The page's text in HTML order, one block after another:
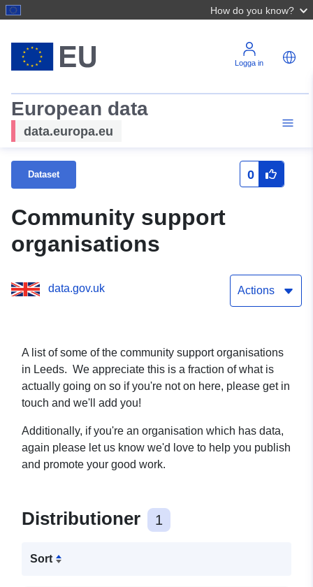
How do you know?
Logga in
European data
data.europa.eu
Dataset 0
Community support
organisations
data.gov.uk Actions
A list of some of the community support organisations
in Leeds. We appreciate this is a fraction of what is
actually going on so if you're not on here, please get in
touch and we'll add you!
Additionally, if you're an organisation which has data,
again please let us know we'd love to help you publish
and promote your good work.
Distributioner 1
Sort